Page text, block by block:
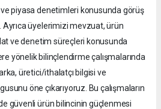
piyasa denetimleri konusunda görüş
Ayrıca üyelerimizi mevzuat, ürün
ve denetim süreçleri konusunda
yönelik bilinçlendirme çalışmalarında
üretici/ithalatçı bilgisi ve
öne çıkarıyoruz. Bu çalışmaların
güvenli ürün bilincinin güçlenmesi